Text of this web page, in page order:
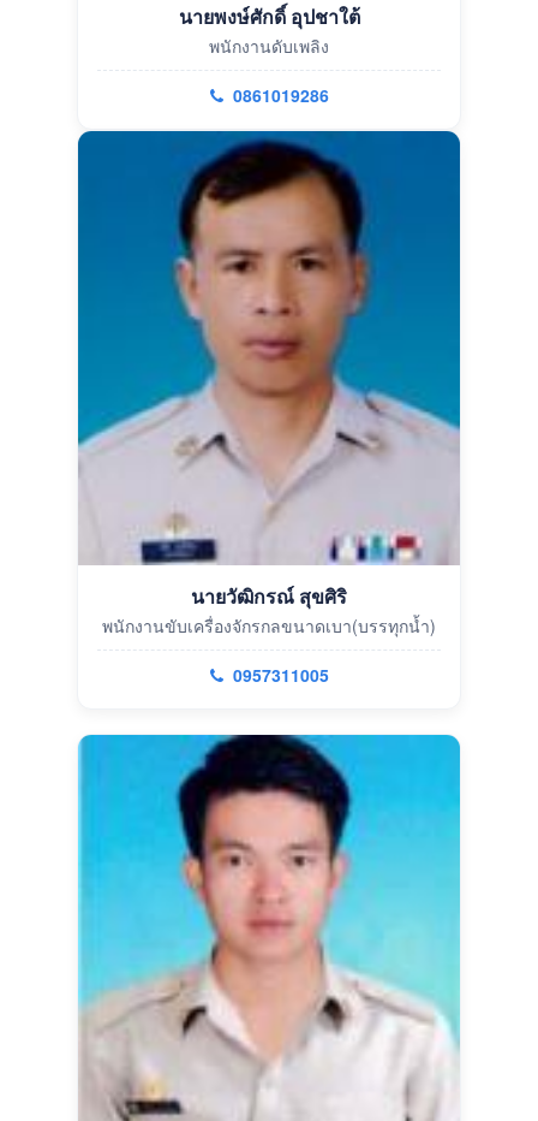
นายพงษ์ศักดิ์ อุปชาใต้
พนักงานดับเพลิง
0861019286
นายวัฒิกรณ์ สุขศิริ
พนักงานขับเครื่องจักรกลขนาดเบา(บรรทุกน้ำ)
0957311005